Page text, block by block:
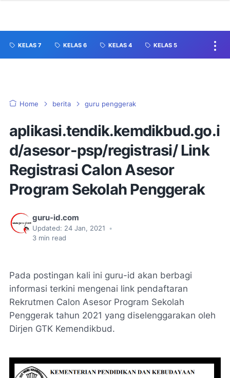
KELAS 7 KELAS 6 KELAS 4 KELAS 5
Home berita guru penggerak
aplikasi.tendik.kemdikbud.go.i
d/asesor-psp/registrasi/ Link
Registrasi Calon Asesor
Program Sekolah Penggerak
guru-id.com
Updated: 24 Jan, 2021
•
3 min read
Pada postingan kali ini guru-id akan berbagi
informasi terkini mengenai link pendaftaran
Rekrutmen Calon Asesor Program Sekolah
Penggerak tahun 2021 yang diselenggarakan oleh
Dirjen GTK Kemendikbud.